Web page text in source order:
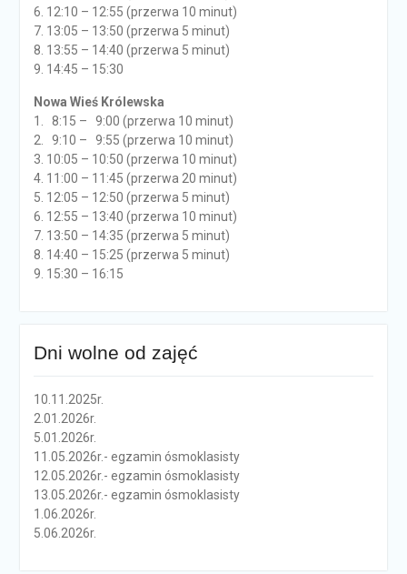
6. 12:10 – 12:55 (przerwa 10 minut)
7. 13:05 – 13:50 (przerwa 5 minut)
8. 13:55 – 14:40 (przerwa 5 minut)
9. 14:45 – 15:30
Nowa Wieś Królewska
1. 8:15 – 9:00 (przerwa 10 minut)
2. 9:10 – 9:55 (przerwa 10 minut)
3. 10:05 – 10:50 (przerwa 10 minut)
4. 11:00 – 11:45 (przerwa 20 minut)
5. 12:05 – 12:50 (przerwa 5 minut)
6. 12:55 – 13:40 (przerwa 10 minut)
7. 13:50 – 14:35 (przerwa 5 minut)
8. 14:40 – 15:25 (przerwa 5 minut)
9. 15:30 – 16:15
Dni wolne od zajęć
10.11.2025r.
2.01.2026r.
5.01.2026r.
11.05.2026r.- egzamin ósmoklasisty
12.05.2026r.- egzamin ósmoklasisty
13.05.2026r.- egzamin ósmoklasisty
1.06.2026r.
5.06.2026r.